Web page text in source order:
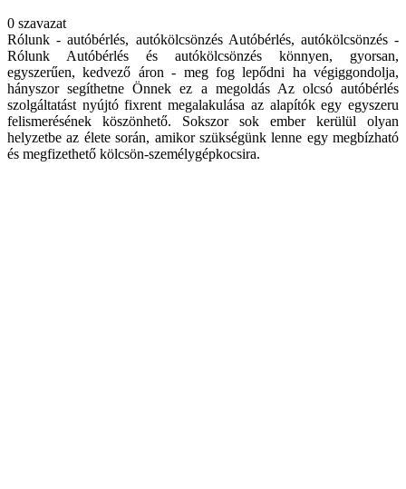
0 szavazat
Rólunk - autóbérlés, autókölcsönzés Autóbérlés, autókölcsönzés -
Rólunk Autóbérlés és autókölcsönzés könnyen, gyorsan,
egyszerűen, kedvező áron - meg fog lepődni ha végiggondolja,
hányszor segíthetne Önnek ez a megoldás Az olcsó autóbérlés
szolgáltatást nyújtó fixrent megalakulása az alapítók egy egyszeru
felismerésének köszönhető. Sokszor sok ember kerülül olyan
helyzetbe az élete során, amikor szükségünk lenne egy megbízható
és megfizethető kölcsön-személygépkocsira.